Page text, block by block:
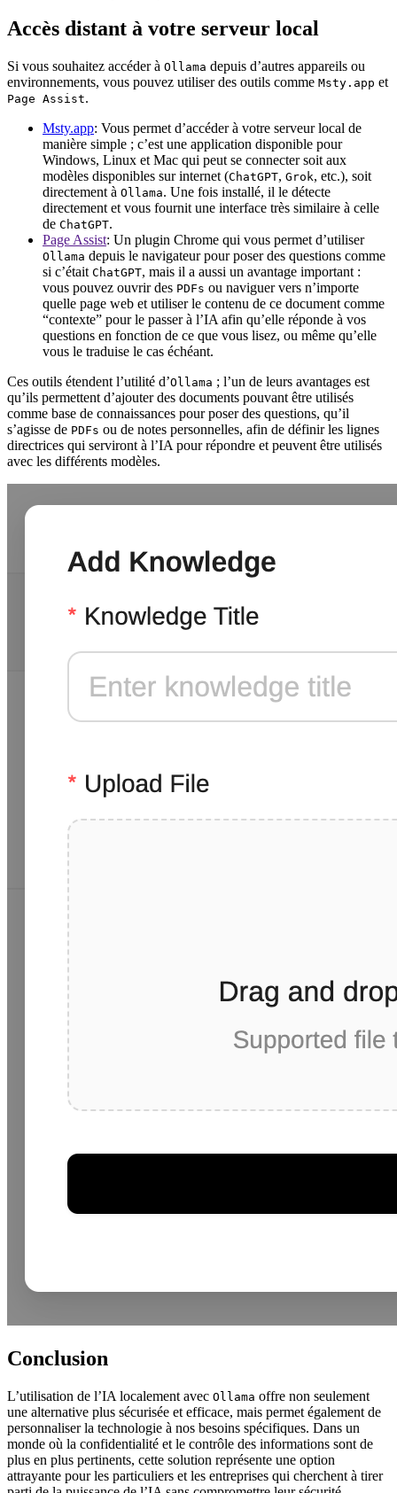
Accès distant à votre serveur local
Si vous souhaitez accéder à Ollama depuis d’autres appareils ou
environnements, vous pouvez utiliser des outils comme Msty.app et
Page Assist.
Msty.app: Vous permet d’accéder à votre serveur local de
manière simple ; c’est une application disponible pour
Windows, Linux et Mac qui peut se connecter soit aux
modèles disponibles sur internet (ChatGPT, Grok, etc.), soit
directement à Ollama. Une fois installé, il le détecte
directement et vous fournit une interface très similaire à celle
de ChatGPT.
Page Assist: Un plugin Chrome qui vous permet d’utiliser
Ollama depuis le navigateur pour poser des questions comme
si c’était ChatGPT, mais il a aussi un avantage important :
vous pouvez ouvrir des PDFs ou naviguer vers n’importe
quelle page web et utiliser le contenu de ce document comme
“contexte” pour le passer à l’IA afin qu’elle réponde à vos
questions en fonction de ce que vous lisez, ou même qu’elle
vous le traduise le cas échéant.
Ces outils étendent l’utilité d’Ollama ; l’un de leurs avantages est
qu’ils permettent d’ajouter des documents pouvant être utilisés
comme base de connaissances pour poser des questions, qu’il
s’agisse de PDFs ou de notes personnelles, afin de définir les lignes
directrices qui serviront à l’IA pour répondre et peuvent être utilisés
avec les différents modèles.
Conclusion
L’utilisation de l’IA localement avec Ollama offre non seulement
une alternative plus sécurisée et efficace, mais permet également de
personnaliser la technologie à nos besoins spécifiques. Dans un
monde où la confidentialité et le contrôle des informations sont de
plus en plus pertinents, cette solution représente une option
attrayante pour les particuliers et les entreprises qui cherchent à tirer